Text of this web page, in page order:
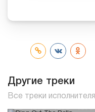
Другие треки
Все треки исполнителя